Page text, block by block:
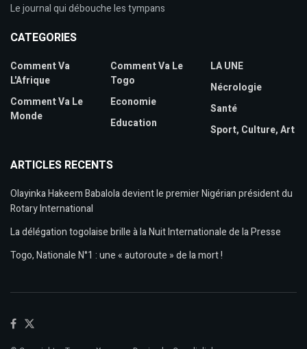
Le journal qui débouche les tympans
CATEGORIES
Comment Va
L'Afrique
Comment Va Le
Monde
Comment Va Le
Togo
Economie
Education
LA UNE
Nécrologie
Santé
Sport, Culture, Art
ARTICLES RECENTS
Olayinka Hakeem Babalola devient le premier Nigérian président du
Rotary International
La délégation togolaise brille à la Nuit Internationale de la Presse
Togo, Nationale N°1 : une « autoroute » de la mort !